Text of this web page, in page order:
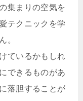
集まりの空気を
テクニックを学
。
ているかもしれ
できるものがあ
落胆することが